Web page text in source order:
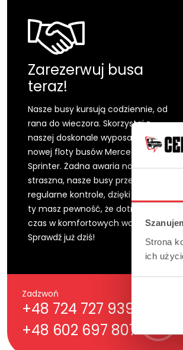
Strona
ich
Zarezerwuj busa
teraz!
Nasze busy kursują codziennie, od
rana do wieczora. Skorzystaj z
naszej doskonale wyposażonej
nowej floty busów Mercedes
Sprinter. Żadna awaria nam nie
straszna, nasze busy przechodzą
regularne kontrole, dzięki czemu
ty masz pewność, że dotrzesz na
czas w komfortowych warunkach.
Sprawdź już dziś!
Zadzwoń
+48 724 727 939
+48 602 697 807